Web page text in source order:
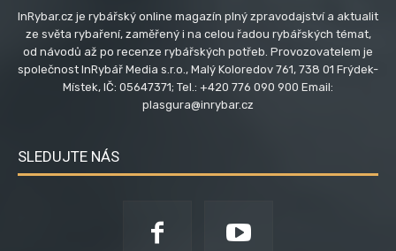
InRybar.cz je rybářský online magazín plný zpravodajství a aktualit
ze světa rybaření, zaměřený i na celou řadou rybářských témat,
od návodů až po recenze rybářských potřeb. Provozovatelem je
společnost InRybář Media s.r.o., Malý Koloredov 761, 738 01 Frýdek-
Místek, IČ: 05647371; Tel.: +420 776 090 900 Email:
plasgura@inrybar.cz
SLEDUJTE NÁS